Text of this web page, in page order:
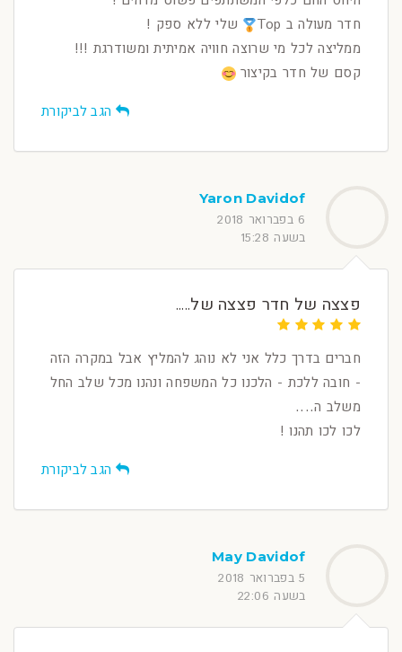
חדר מעולה ב Top
שלי ללא ספק !
ממליצה לכל מי שרוצה חוויה אמיתית ומשודרגת !!!
קסם של חדר בקיצור
הגב לביקורת
Yaron Davidof
6 בפברואר 2018
בשעה 15:28
פצצה של חדר פצצה של.....
חברים בדרך כלל אני לא נוהג להמליץ אבל במקרה הזה
- חובה ללכת - הלכנו כל המשפחה ונהנו מכל שלב החל
משלב ה....
לכו לכו תהנו !
הגב לביקורת
May Davidof
5 בפברואר 2018
בשעה 22:06